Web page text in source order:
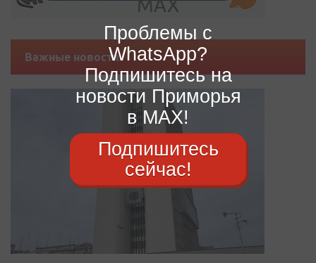
Важные новости
Проблемы с
WhatsApp?
Подпишитесь на
новости Приморья
в MAX!
Подпишитесь
сейчас!